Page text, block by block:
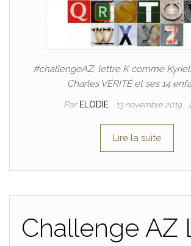
#challengeAZ, lettre K comme
Charles VÉRITÉ et ses 14
Par ELODIE 13 novembre 2019
Lire la suite
Challenge AZ